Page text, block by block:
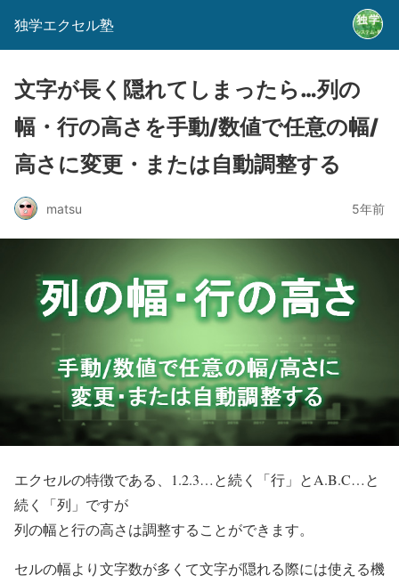
独学エクセル塾
文字が長く隠れてしまったら…列の
幅・行の高さを手動/数値で任意の幅/
高さに変更・または自動調整する
matsu 5年前
エクセルの特徴である、1.2.3…と続く「行」とA.B.C…と
続く「列」ですが
列の幅と行の高さは調整することができます。
セルの幅より文字数が多くて文字が隠れる際には使える機